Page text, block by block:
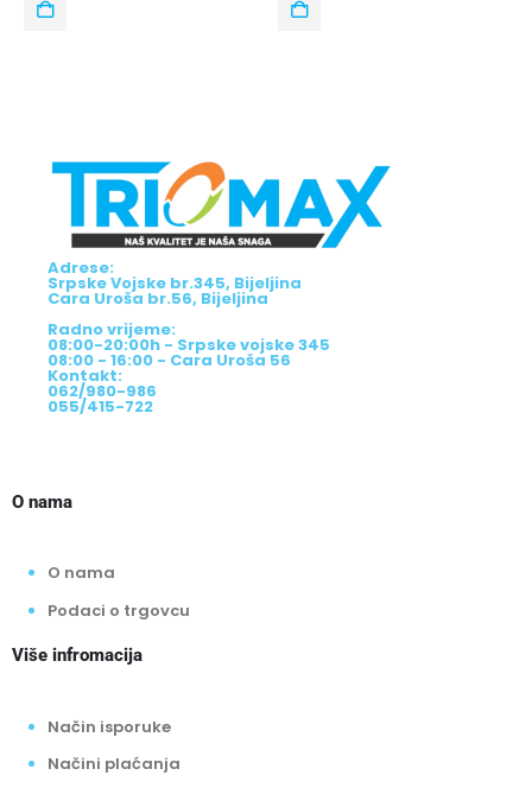
Adrese:
Srpske Vojske br.345, Bijeljina
Cara Uroša br.56, Bijeljina
Radno vrijeme:
08:00-20:00h - Srpske vojske 345
08:00 - 16:00 - Cara Uroša 56
Kontakt:
062/980-986
055/415-722
O nama
O nama
Podaci o trgovcu
Više infromacija
Način isporuke
Načini plaćanja